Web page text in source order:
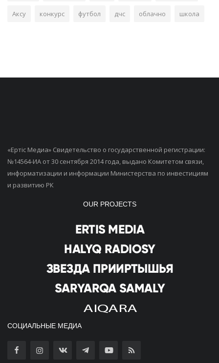
Аксу конкурс футбол дчс облачно школа
«Ертiс Медиа» Свидетельство о государственной регистрации:
№14564-ИА от 30 сентября 2014 года, выдано Комитетом связи,
информатизации и информации Министерства по инвестициям
и развитию РК
OUR PROJECTS
СОЦИАЛЬНЫЕ МЕДИА